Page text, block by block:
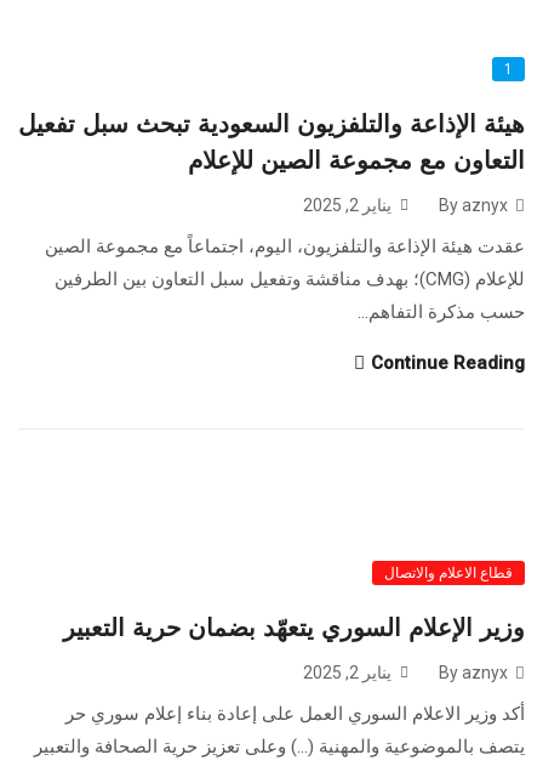
1
هيئة الإذاعة والتلفزيون السعودية تبحث سبل تفعيل
التعاون مع مجموعة الصين للإعلام
يناير 2, 2025
عقدت هيئة الإذاعة والتلفزيون، اليوم، اجتماعاً مع مجموعة الصين
للإعلام (CMG)؛ بهدف مناقشة وتفعيل سبل التعاون بين الطرفين
حسب مذكرة التفاهم...
Continue Reading
قطاع الاعلام والاتصال
وزير الإعلام السوري يتعهّد بضمان حرية التعبير
يناير 2, 2025
أكد وزير الاعلام السوري العمل على إعادة بناء إعلام سوري ‏حر
يتصف بالموضوعية والمهنية (…) وعلى تعزيز حرية الصحافة ‏والتعبير